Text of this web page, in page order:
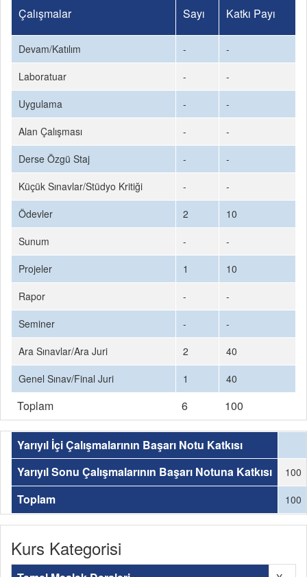
Çalışmalar Sayı Katkı Payı
Devam/Katılım -
-
Laboratuar
-
-
Uygulama
-
-
Alan Çalışması
-
-
Derse Özgü Staj
-
-
Küçük Sınavlar/Stüdyo Kritiği
-
-
Ödevler
2
10
Sunum
-
-
Projeler
1
10
Rapor
-
-
Seminer
-
-
Ara Sınavlar/Ara Juri
2
40
Genel Sınav/Final Juri
1 40
Toplam 6 100
Yarıyıl İçi Çalışmalarının Başarı Notu Katkısı
Yarıyıl Sonu Çalışmalarının Başarı Notuna Katkısı
100
Toplam 100
Kurs Kategorisi